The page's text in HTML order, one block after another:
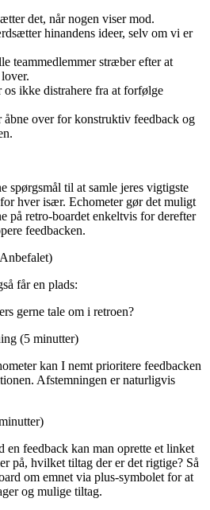
det, når nogen viser mod.
hinandens ideer, selv om vi er
teammedlemmer stræber efter at
ikke distrahere fra at forfølge
åbne over for konstruktiv feedback og
spørgsmål til at samle jeres vigtigste
hver især. Echometer gør det muligt
på retro-boardet enkeltvis for derefter
feedbacken.
får en plads:
gerne tale om i retroen?
(5 minutter)
kan I nemt prioritere feedbacken
Afstemningen er naturligvis
en feedback kan man oprette et linket
på, hvilket tiltag der er det rigtige? Så
om emnet via plus-symbolet for at
og mulige tiltag.